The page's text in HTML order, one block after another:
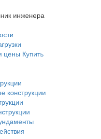
инженера
цены Купить
конструкции